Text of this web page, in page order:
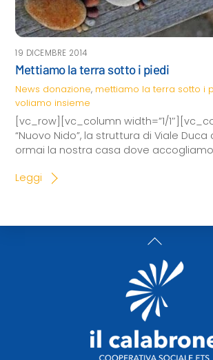
19 DICEMBRE 2014
Mettiamo la terra sotto i piedi
News donazione, mettiamo la terra sotto i
voliamo insieme
[vc_row][vc_column width=”1/
“Nuovo Nido”, la struttura di Viale Duca
ormai la nostra casa dove
Leggi
Back
To
Top